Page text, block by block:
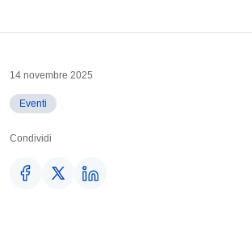
14 novembre 2025
Eventi
Condividi